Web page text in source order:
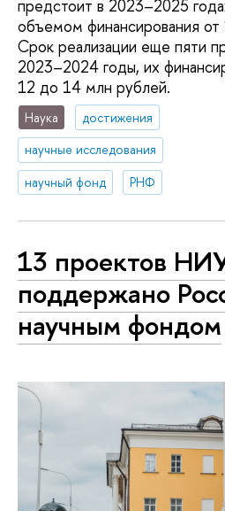
предстоит в 2023–2025
объемом финансирования
Срок реализации еще пяти
2023–2024 годы, их
12 до 14 млн рублей.
Наука
достижения
научные исследования
научный фонд
РНФ
13 проектов
поддержано
научным фондом